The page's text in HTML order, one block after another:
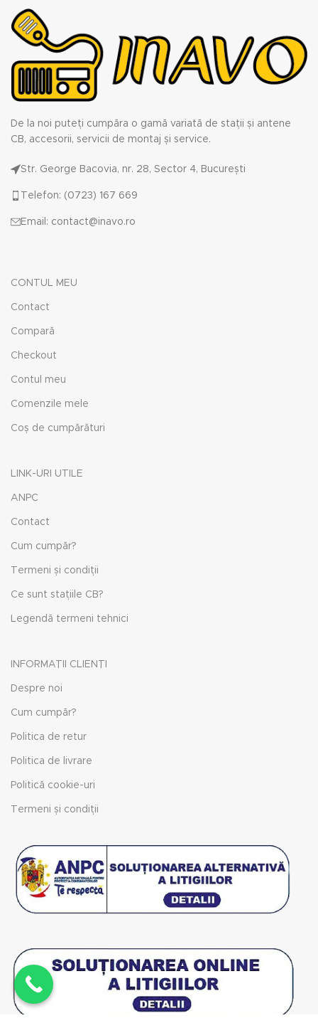
De la noi puteți cumpăra o gamă variată de stații și antene
CB, accesorii, servicii de montaj și service.
Str. George Bacovia, nr. 28, Sector 4, București
Telefon: (0723) 167 669
Email: contact@inavo.ro
CONTUL MEU
Contact
Compară
Checkout
Contul meu
Comenzile mele
Coș de cumpărături
LINK-URI UTILE
ANPC
Contact
Cum cumpăr?
Termeni și condiții
Ce sunt stațiile CB?
Legendă termeni tehnici
INFORMAȚII CLIENȚI
Despre noi
Cum cumpăr?
Politica de retur
Politica de livrare
Politică cookie-uri
Termeni și condiții